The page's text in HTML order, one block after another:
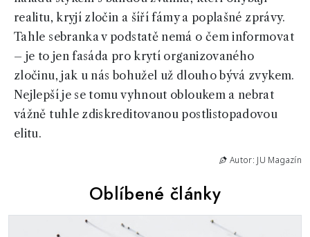
realitu, kryjí zločin a šíří fámy a poplašné zprávy.
Tahle sebranka v podstatě nemá o čem informovat
– je to jen fasáda pro krytí organizovaného
zločinu, jak u nás bohužel už dlouho bývá zvykem.
Nejlepší je se tomu vyhnout obloukem a nebrat
vážně tuhle zdiskreditovanou postlistopadovou
elitu.
Autor: JU Magazín
Oblíbené články